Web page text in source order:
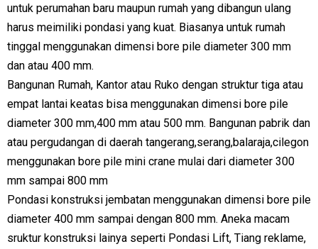
untuk perumahan baru maupun rumah yang dibangun ulang
harus meimiliki pondasi yang kuat. Biasanya untuk rumah
tinggal menggunakan dimensi bore pile diameter 300 mm
dan atau 400 mm.
Bangunan Rumah, Kantor atau Ruko dengan struktur tiga atau
empat lantai keatas bisa menggunakan dimensi bore pile
diameter 300 mm,400 mm atau 500 mm. Bangunan pabrik dan
atau pergudangan di daerah tangerang,serang,balaraja,cilegon
menggunakan bore pile mini crane mulai dari diameter 300
mm sampai 800 mm
Pondasi konstruksi jembatan menggunakan dimensi bore pile
diameter 400 mm sampai dengan 800 mm. Aneka macam
sruktur konstruksi lainya seperti Pondasi Lift, Tiang reklame,